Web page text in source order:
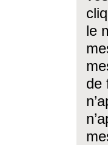
le
de